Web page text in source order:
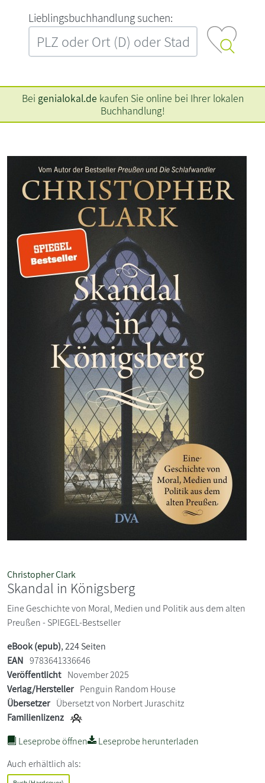
L‍i‍e‍b‍l‍i‍n‍g‍s‍b‍u‍c‍h‍h‍a‍n‍d‍l‍u‍n‍g‍ ‍s‍u‍c‍h‍e‍n‍:‍
Bei genialokal.de kaufen Sie online bei Ihrer lokalen
Buchhandlung!
Christopher Clark
Skandal in Königsberg
Eine Geschichte von Moral, Medien und Politik aus dem alten
Preußen - SPIEGEL-Bestseller
eBook (epub), 224 Seiten
EAN 9783641336646
Veröffentlicht November 2025
Verlag/Hersteller Penguin Random House
Übersetzer Übersetzt von Norbert Juraschitz
Familienlizenz
Leseprobe öffnen
Leseprobe herunterladen
Auch erhältlich als: